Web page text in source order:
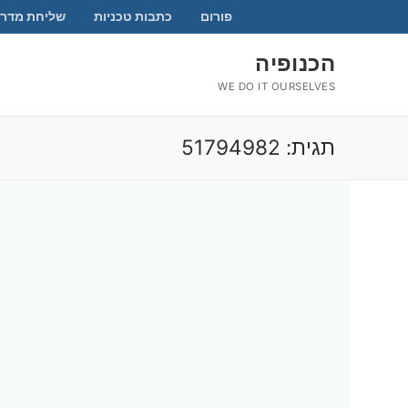
לתוכן
פורום כתבות טכניות שליחת
הכנופיה
WE DO IT OURSELVES
תגית: 51794982